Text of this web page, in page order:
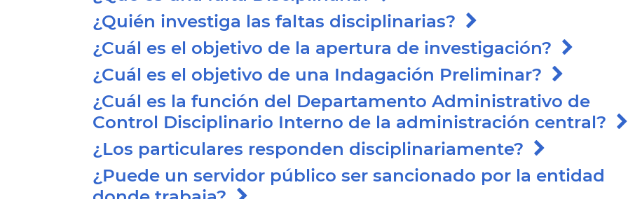
¿Quién investiga las faltas disciplinarias?
¿Cuál es el objetivo de la apertura de investigación?
¿Cuál es el objetivo de una Indagación Preliminar?
¿Cuál es la función del Departamento Administrativo de
Control Disciplinario Interno de la administración central?
¿Los particulares responden disciplinariamente?
¿Puede un servidor público ser sancionado por la entidad